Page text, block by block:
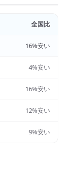
全国比
16%安い
4%安い
16%安い
12%安い
9%安い